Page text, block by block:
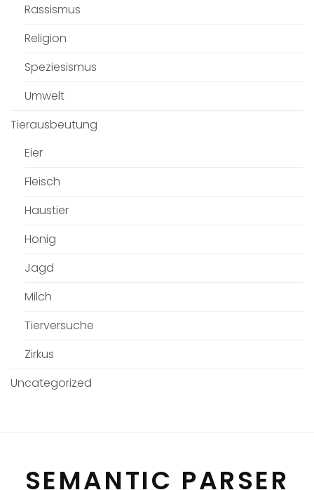
Rassismus
Religion
Speziesismus
Umwelt
Tierausbeutung
Eier
Fleisch
Haustier
Honig
Jagd
Milch
Tierversuche
Zirkus
Uncategorized
SEMANTIC PARSER